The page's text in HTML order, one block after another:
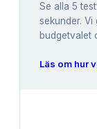
Se alla 5
sekunder.
budgetvalet
Läs om hur